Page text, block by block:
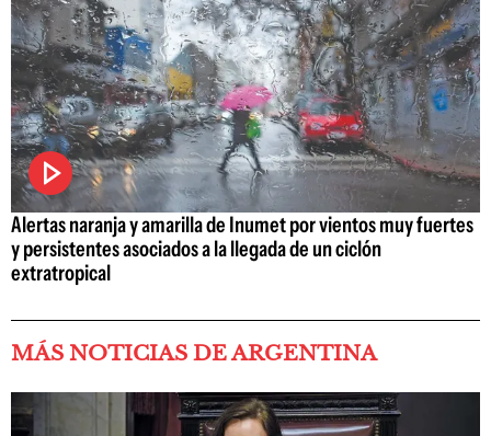
Alertas naranja y amarilla de Inumet por vientos muy fuertes
y persistentes asociados a la llegada de un ciclón
extratropical
MÁS NOTICIAS DE ARGENTINA